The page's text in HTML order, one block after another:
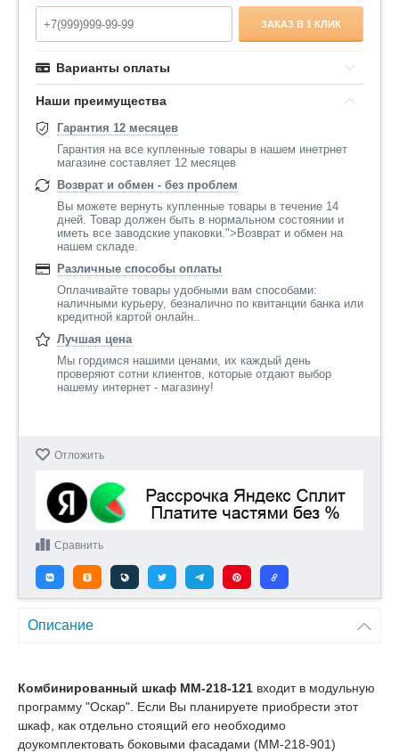
ЗАКАЗ В 1 КЛИК
Варианты оплаты
Наши преимущества
Гарантия 12 месяцев
Гарантия на все купленные товары в нашем инетрнет
магазине составляет 12 месяцев
Возврат и обмен - без проблем
Вы можете вернуть купленные товары в течение 14
дней. Товар должен быть в нормальном состоянии и
иметь все заводские упаковки.">Возврат и обмен на
нашем складе.
Различные способы оплаты
Оплачивайте товары удобными вам способами:
наличными курьеру, безналично по квитанции банка или
кредитной картой онлайн..
Лучшая цена
Мы гордимся нашими ценами, их каждый день
проверяют сотни клиентов, которые отдают выбор
нашему интернет - магазину!
Отложить
Сравнить
Описание
Комбинированный шкаф ММ-218-121 входит в модульную
программу "Оскар". Если Вы планируете приобрести этот
шкаф, как отдельно стоящий его необходимо
доукомплектовать боковыми фасадами (ММ-218-901)